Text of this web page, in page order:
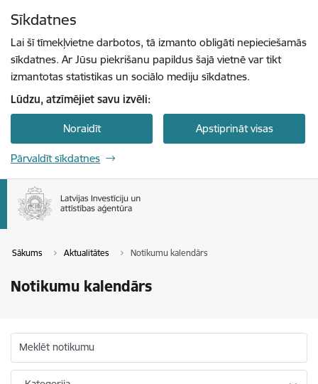
Sīkdatnes
Lai šī tīmekļvietne darbotos, tā izmanto obligāti nepieciešamās
sīkdatnes. Ar Jūsu piekrišanu papildus šajā vietnē var tikt
izmantotas statistikas un sociālo mediju sīkdatnes.
Lūdzu, atzīmējiet savu izvēli:
Noraidīt Apstiprināt visas
Pārvaldīt sīkdatnes
Sākums Aktualitātes Notikumu kalendārs
Notikumu kalendārs
Meklēt notikumu